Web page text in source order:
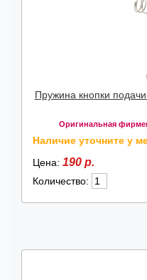
Пружина кнопки
Оригинальная
Наличие уточните у
Цена: 190 р.
Количество: